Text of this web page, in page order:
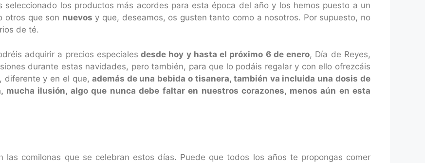
seleccionado los productos más acordes para esta época del año y los hemos puesto a un
otros que son nuevos y que, deseamos, os gusten tanto como a nosotros. Por supuesto, no
de té.
adquirir a precios especiales desde hoy y hasta el próximo 6 de enero, Día de Reyes,
durante estas navidades, pero también, para que lo podáis regalar y con ello ofrezcáis
diferente y en el que, además de una bebida o tisanera, también va incluida una dosis de
ilusión, algo que nunca debe faltar en nuestros corazones, menos aún en esta
comilonas que se celebran estos días. Puede que todos los años te propongas comer